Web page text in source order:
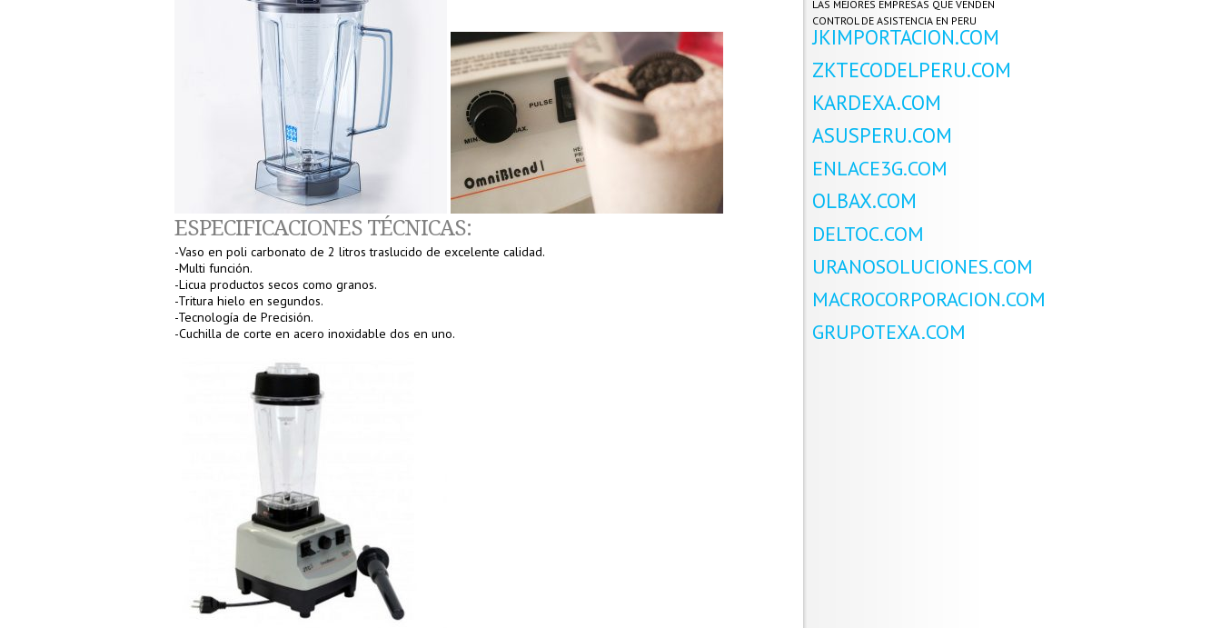
ESPECIFICACIONES TÉCNICAS:
-Vaso en poli carbonato de 2 litros traslucido de excelente calidad.
-Multi función.
-Licua productos secos como granos.
-Tritura hielo en segundos.
-Tecnología de Precisión.
-Cuchilla de corte en acero inoxidable dos en uno.
LAS MEJORES EMPRESAS QUE VENDEN
CONTROL DE ASISTENCIA EN PERU
JKIMPORTACION.COM
ZKTECODELPERU.COM
KARDEXA.COM
ASUSPERU.COM
ENLACE3G.COM
OLBAX.COM
DELTOC.COM
URANOSOLUCIONES.COM
MACROCORPORACION.COM
GRUPOTEXA.COM